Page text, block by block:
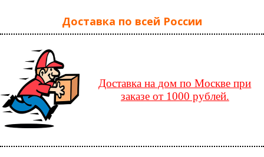
Доставка по всей России
Доставка на дом по Москве при
заказе от 1000 рублей.